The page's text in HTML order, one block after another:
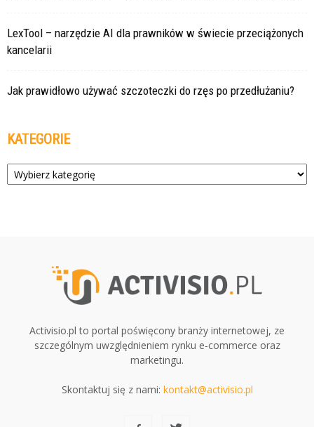
LexTool – narzędzie AI dla prawników w świecie przeciążonych
kancelarii
Jak prawidłowo używać szczoteczki do rzęs po przedłużaniu?
KATEGORIE
Kategorie
Activisio.pl to portal poświęcony branży internetowej, ze
szczególnym uwzględnieniem rynku e-commerce oraz
marketingu.
Skontaktuj się z nami: kontakt@activisio.pl